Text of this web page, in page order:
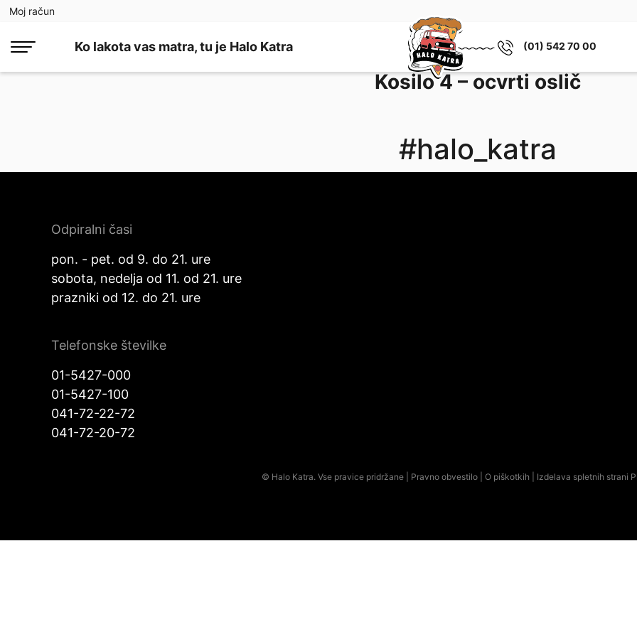
Moj račun
Ko lakota vas matra, tu je Halo Katra (01) 542 70 00
Kosilo 4 – ocvrti oslič
#halo_katra
Odpiralni časi
pon. - pet. od 9. do 21. ure
sobota, nedelja od 11. od 21. ure
prazniki od 12. do 21. ure
Telefonske številke
01-5427-000
01-5427-100
041-72-22-72
041-72-20-72
© Halo Katra. Vse pravice pridržane | Pravno obvestilo O piškotkih | Izdelava spletnih strani